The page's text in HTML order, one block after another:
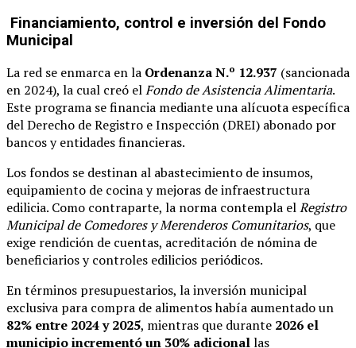
Financiamiento, control e inversión del Fondo
Municipal
La red se enmarca en la Ordenanza N.º 12.937 (sancionada
en 2024), la cual creó elFondo de Asistencia Alimentaria.
Este programa se financia mediante una alícuota específica
del Derecho de Registro e Inspección (DREI) abonado por
bancos y entidades financieras.
Los fondos se destinan al abastecimiento de insumos,
equipamiento de cocina y mejoras de infraestructura
edilicia. Como contraparte, la norma contempla elRegistro
Municipal de Comedores y Merenderos Comunitarios, que
exige rendición de cuentas, acreditación de nómina de
beneficiarios y controles edilicios periódicos.
En términos presupuestarios, la inversión municipal
exclusiva para compra de alimentos había aumentado un
82% entre 2024 y 2025, mientras que durante 2026 el
municipio incrementó un 30% adicionallas